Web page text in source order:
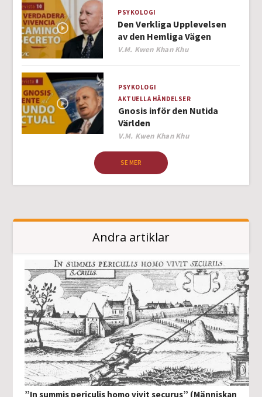
PSYKOLOGI
Den Verkliga Upplevelsen
av den Hemliga Vägen
Author
V.M. Kwen Khan Khu
PSYKOLOGI
AKTUELLA HÄNDELSER
Gnosis inför den Nutida
Världen
Author
V.M. Kwen Khan Khu
SE MER
Andra artiklar
”In summis periculis homo vivit securus” (Människan